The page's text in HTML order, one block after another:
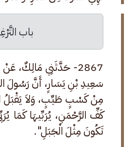
باب
2867- حَدَّثَنِي مَالِكٌ،
سَعِيدِ بْنِ يَسَارٍ، أَنَّ
مِنْ كَسْبٍ طَيِّبٍ، وَلاَ يَقْبَلُ
كَفِّ الرَّحْمَنِ، يُرَبِّيهَا كَمَا
تَكُونَ مِثْلَ الْجَبَلِ".